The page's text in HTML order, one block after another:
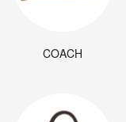
COACH